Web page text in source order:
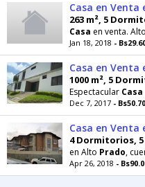
263 m², 5
Casa en venta. Alto
Jan 18, 2018 -
1000 m², 5
Espectacular Casa
Dec 7, 2017 -
4 Dormitorios,
en Alto Prado,
Apr 26, 2018 -